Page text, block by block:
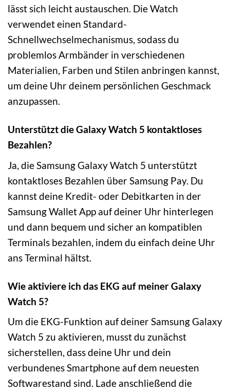
lässt sich leicht austauschen. Die Watch
verwendet einen Standard-
Schnellwechselmechanismus, sodass du
problemlos Armbänder in verschiedenen
Materialien, Farben und Stilen anbringen kannst,
um deine Uhr deinem persönlichen Geschmack
anzupassen.
Unterstützt die Galaxy Watch 5 kontaktloses
Bezahlen?
Ja, die Samsung Galaxy Watch 5 unterstützt
kontaktloses Bezahlen über Samsung Pay. Du
kannst deine Kredit- oder Debitkarten in der
Samsung Wallet App auf deiner Uhr hinterlegen
und dann bequem und sicher an kompatiblen
Terminals bezahlen, indem du einfach deine Uhr
ans Terminal hältst.
Wie aktiviere ich das EKG auf meiner Galaxy
Watch 5?
Um die EKG-Funktion auf deiner Samsung Galaxy
Watch 5 zu aktivieren, musst du zunächst
sicherstellen, dass deine Uhr und dein
verbundenes Smartphone auf dem neuesten
Softwarestand sind. Lade anschließend die